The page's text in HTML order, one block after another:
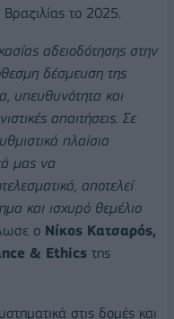
Βραζιλίας το 2025.
αδειοδότησης στην
δέσμευση της
υπευθυνότητα και
απαιτήσεις. Σε
πλαίσια
μας να
αποτελεί
και ισχυρό θεμέλιο
ο Νίκος Κατσαρός,
& Ethics της
στις δομές και